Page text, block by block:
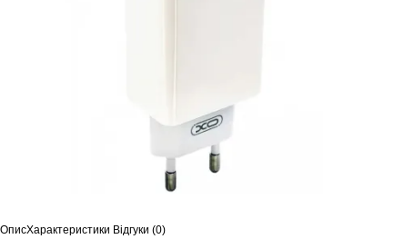
ОписХарактеристики Відгуки (0)